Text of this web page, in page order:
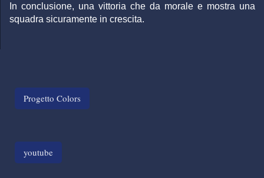
In conclusione, una vittoria che da morale e mostra una
squadra sicuramente in crescita.
Progetto Colors
youtube